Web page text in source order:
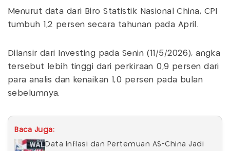
Menurut data dari Biro Statistik Nasional China, CPI
tumbuh 1,2 persen secara tahunan pada April.
Dilansir dari Investing pada Senin (11/5/2026), angka
tersebut lebih tinggi dari perkiraan 0,9 persen dari
para analis dan kenaikan 1,0 persen pada bulan
sebelumnya.
Baca Juga:
Data Inflasi dan Pertemuan AS-China Jadi